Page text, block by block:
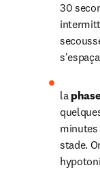
30
la
minutes
stade.